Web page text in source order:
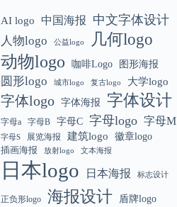
AI logo 中国海报 中文字体设计
人物logo 公益logo
几何logo
动物logo
咖啡Logo 图形海报
圆形logo 城市logo 复古logo 大学logo
字体logo 字体海报 字体设计
字母a 字母B 字母C 字母logo 字母M
字母S 展览海报 建筑logo 徽章logo
插画海报 放射logo 文本海报
日本logo 日本海报 标志设计
正负形logo 海报设计 盾牌logo